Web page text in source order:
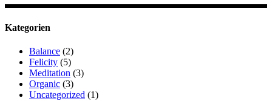
Kategorien
Balance (2)
Felicity (5)
Meditation (3)
Organic (3)
Uncategorized (1)